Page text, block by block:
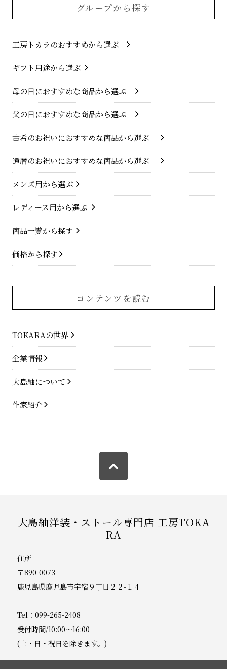
グループから探す
工房トカラのおすすめから選ぶ
ギフト用途から選ぶ
母の日におすすめな商品から選ぶ
父の日におすすめな商品から選ぶ
古希のお祝いにおすすめな商品から選ぶ
還暦のお祝いにおすすめな商品から選ぶ
メンズ用から選ぶ
レディース用から選ぶ
商品一覧から探す
価格から探す
コンテンツを読む
TOKARAの世界
企業情報
大島紬について
作家紹介
大島紬洋装・ストール専門店 工房TOKA
RA
住所
〒890-0073
鹿児島県鹿児島市宇宿９丁目２２-１４
Tel：099-265-2408
受付時間/10:00～16:00
(土・日・祝日を除きます。)